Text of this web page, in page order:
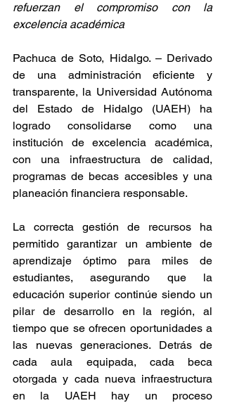
refuerzan el compromiso con la
excelencia académica
Pachuca de Soto, Hidalgo. – Derivado
de una administración eficiente y
transparente, la Universidad Autónoma
del Estado de Hidalgo (UAEH) ha
logrado consolidarse como una
institución de excelencia académica,
con una infraestructura de calidad,
programas de becas accesibles y una
planeación financiera responsable.
La correcta gestión de recursos ha
permitido garantizar un ambiente de
aprendizaje óptimo para miles de
estudiantes, asegurando que la
educación superior continúe siendo un
pilar de desarrollo en la región, al
tiempo que se ofrecen oportunidades a
las nuevas generaciones. Detrás de
cada aula equipada, cada beca
otorgada y cada nueva infraestructura
en la UAEH hay un proceso